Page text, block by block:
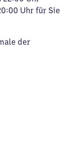
Uhr für Sie
der